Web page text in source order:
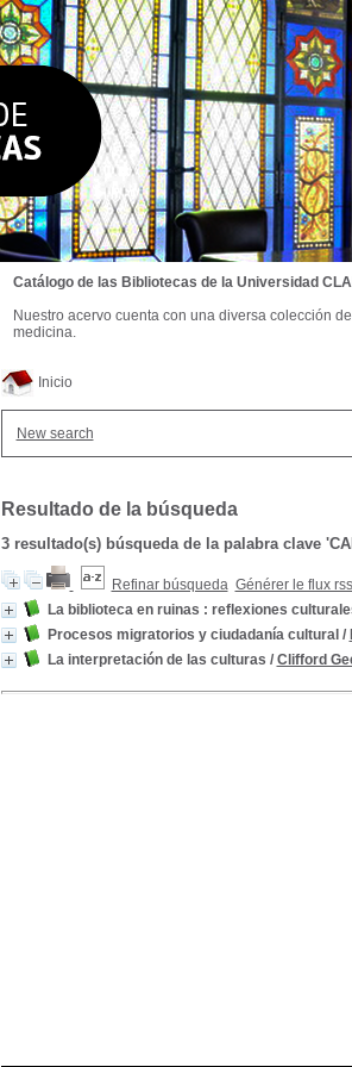
Inicio
New search
Resultado de la búsqueda
3 resultado(s) búsqueda de la palabra clave
Refinar búsqueda Générer le flux
La biblioteca en ruinas : reflexiones
Procesos migratorios y ciudadanía cultural /
La interpretación de las culturas / Clifford
Catálogo de las Bibliotecas de la Universidad
Nuestro acervo cuenta con una diversa colección
medicina.